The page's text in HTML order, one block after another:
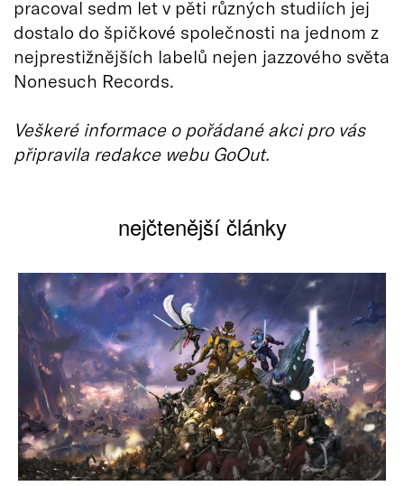
pracoval sedm let v pěti různých studiích jej
dostalo do špičkové společnosti na jednom z
nejprestižnějších labelů nejen jazzového světa
Nonesuch Records.
Veškeré informace o pořádané akci pro vás
připravila redakce webu GoOut.
nejčtenější články